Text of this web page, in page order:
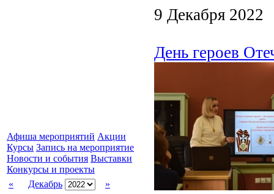
Афиша мероприятий Акции
Курсы Запись на мероприятие
Новости и события Выставки
Конкурсы и проекты
«
Декабрь
»
9 Декабря 2022
День героев